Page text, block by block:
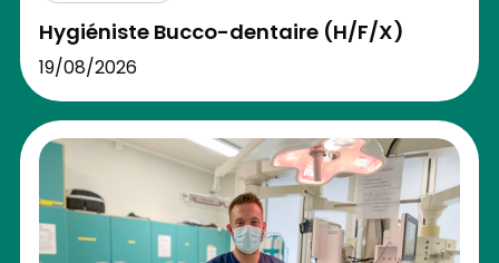
Hygiéniste Bucco-dentaire (H/F/X)
19/08/2026